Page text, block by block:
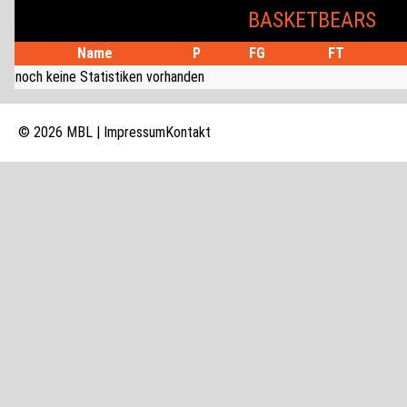
BASKETBEARS
Name P FG FT
noch keine Statistiken vorhanden
© 2026 MBL | ImpressumKontakt